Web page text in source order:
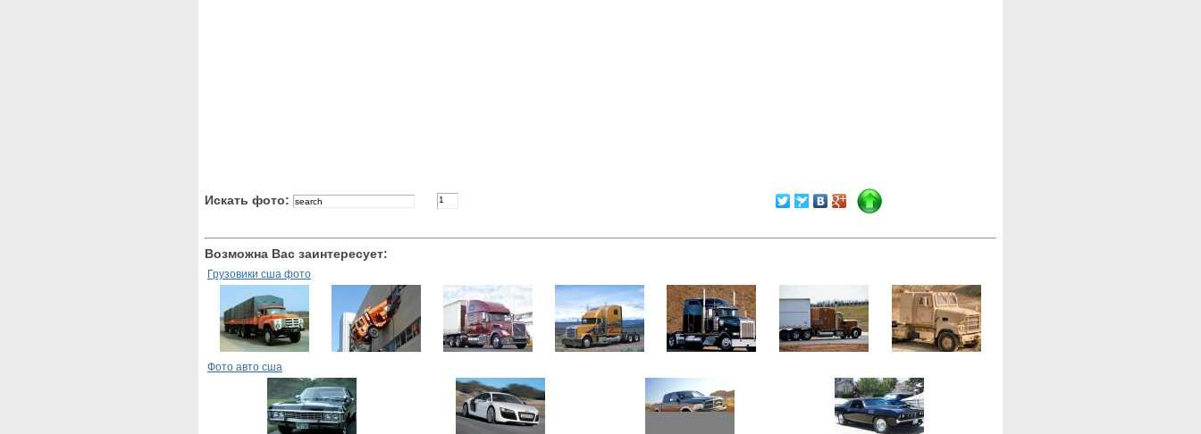
Искать фото:
Возможна Вас заинтересует:
Грузовики сша фото
Фото авто сша